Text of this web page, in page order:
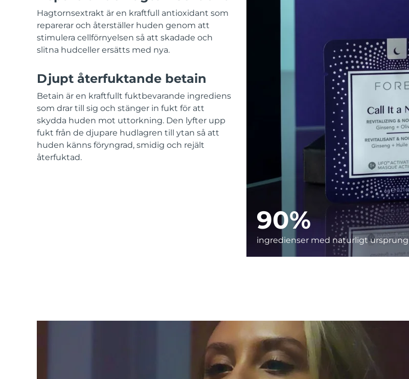
Hagtornsextrakt är en kraftfull antioxidant som
reparerar och återställer huden genom att
stimulera cellförnyelsen så att skadade och
slitna hudceller ersätts med nya.
Djupt återfuktande betain
Betain är en kraftfullt fuktbevarande ingrediens
som drar till sig och stänger in fukt för att
skydda huden mot uttorkning. Den lyfter upp
fukt från de djupare hudlagren till ytan så att
huden känns föryngrad, smidig och rejält
återfuktad.
90%
ingredienser med naturligt ursprung
All acne treatment devices
All revitalizing eye massagers
KIWI™-hudvård
Advanced pore care essentials
Serum
For healthy hair
issa™ Teeth Whitening Gel
18% PAP
Kosmetika
Man
Handla allt
FOREO APP